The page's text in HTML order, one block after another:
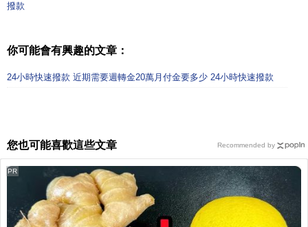
撥款
你可能會有興趣的文章：
24小時快速撥款 近期需要週轉金20萬月付金要多少 24小時快速撥款
您也可能喜歡這些文章
PR
Recommended by